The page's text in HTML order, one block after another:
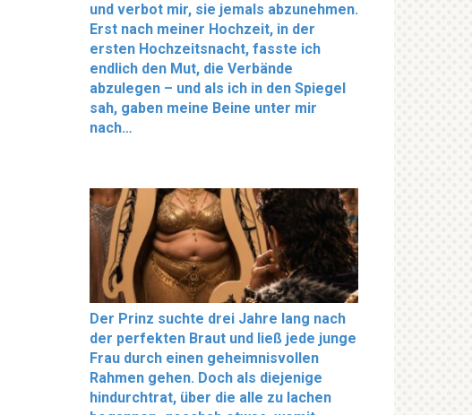
und verbot mir, sie jemals abzunehmen.
Erst nach meiner Hochzeit, in der
ersten Hochzeitsnacht, fasste ich
endlich den Mut, die Verbände
abzulegen – und als ich in den Spiegel
sah, gaben meine Beine unter mir
nach…
Der Prinz suchte drei Jahre lang nach
der perfekten Braut und ließ jede junge
Frau durch einen geheimnisvollen
Rahmen gehen. Doch als diejenige
hindurchtrat, über die alle zu lachen